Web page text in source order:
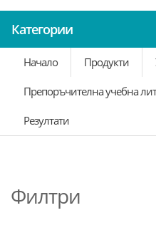
Категории
Начало
Продукти
Препоръчителна учебна
Резултати
Филтри